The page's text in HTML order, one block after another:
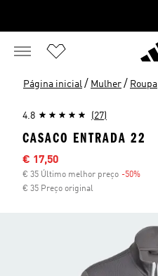
Página inicial / Mulher / Roupa
4.8 (27)
CASACO ENTRADA 22
Preço com desconto
€ 17,50
€ 35 Último melhor preço -50%
€ 35 Preço original